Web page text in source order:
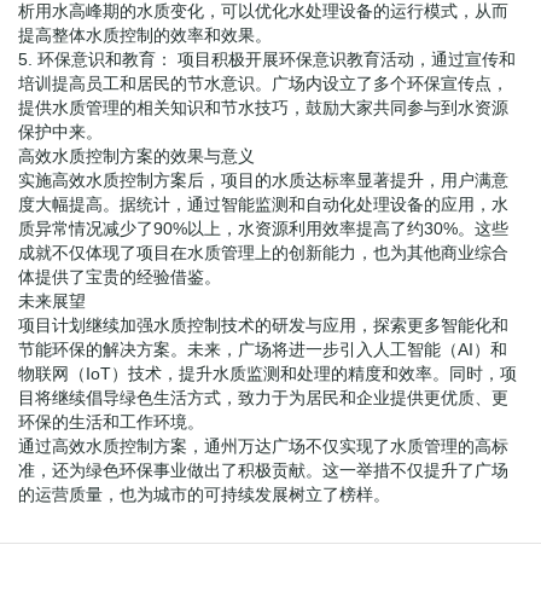
析用水高峰期的水质变化，可以优化水处理设备的运行模式，从而
提高整体水质控制的效率和效果。
5. 环保意识和教育： 项目积极开展环保意识教育活动，通过宣传和
培训提高员工和居民的节水意识。广场内设立了多个环保宣传点，
提供水质管理的相关知识和节水技巧，鼓励大家共同参与到水资源
保护中来。
高效水质控制方案的效果与意义
实施高效水质控制方案后，项目的水质达标率显著提升，用户满意
度大幅提高。据统计，通过智能监测和自动化处理设备的应用，水
质异常情况减少了90%以上，水资源利用效率提高了约30%。这些
成就不仅体现了项目在水质管理上的创新能力，也为其他商业综合
体提供了宝贵的经验借鉴。
未来展望
项目计划继续加强水质控制技术的研发与应用，探索更多智能化和
节能环保的解决方案。未来，广场将进一步引入人工智能（AI）和
物联网（IoT）技术，提升水质监测和处理的精度和效率。同时，项
目将继续倡导绿色生活方式，致力于为居民和企业提供更优质、更
环保的生活和工作环境。
通过高效水质控制方案，通州万达广场不仅实现了水质管理的高标
准，还为绿色环保事业做出了积极贡献。这一举措不仅提升了广场
的运营质量，也为城市的可持续发展树立了榜样。